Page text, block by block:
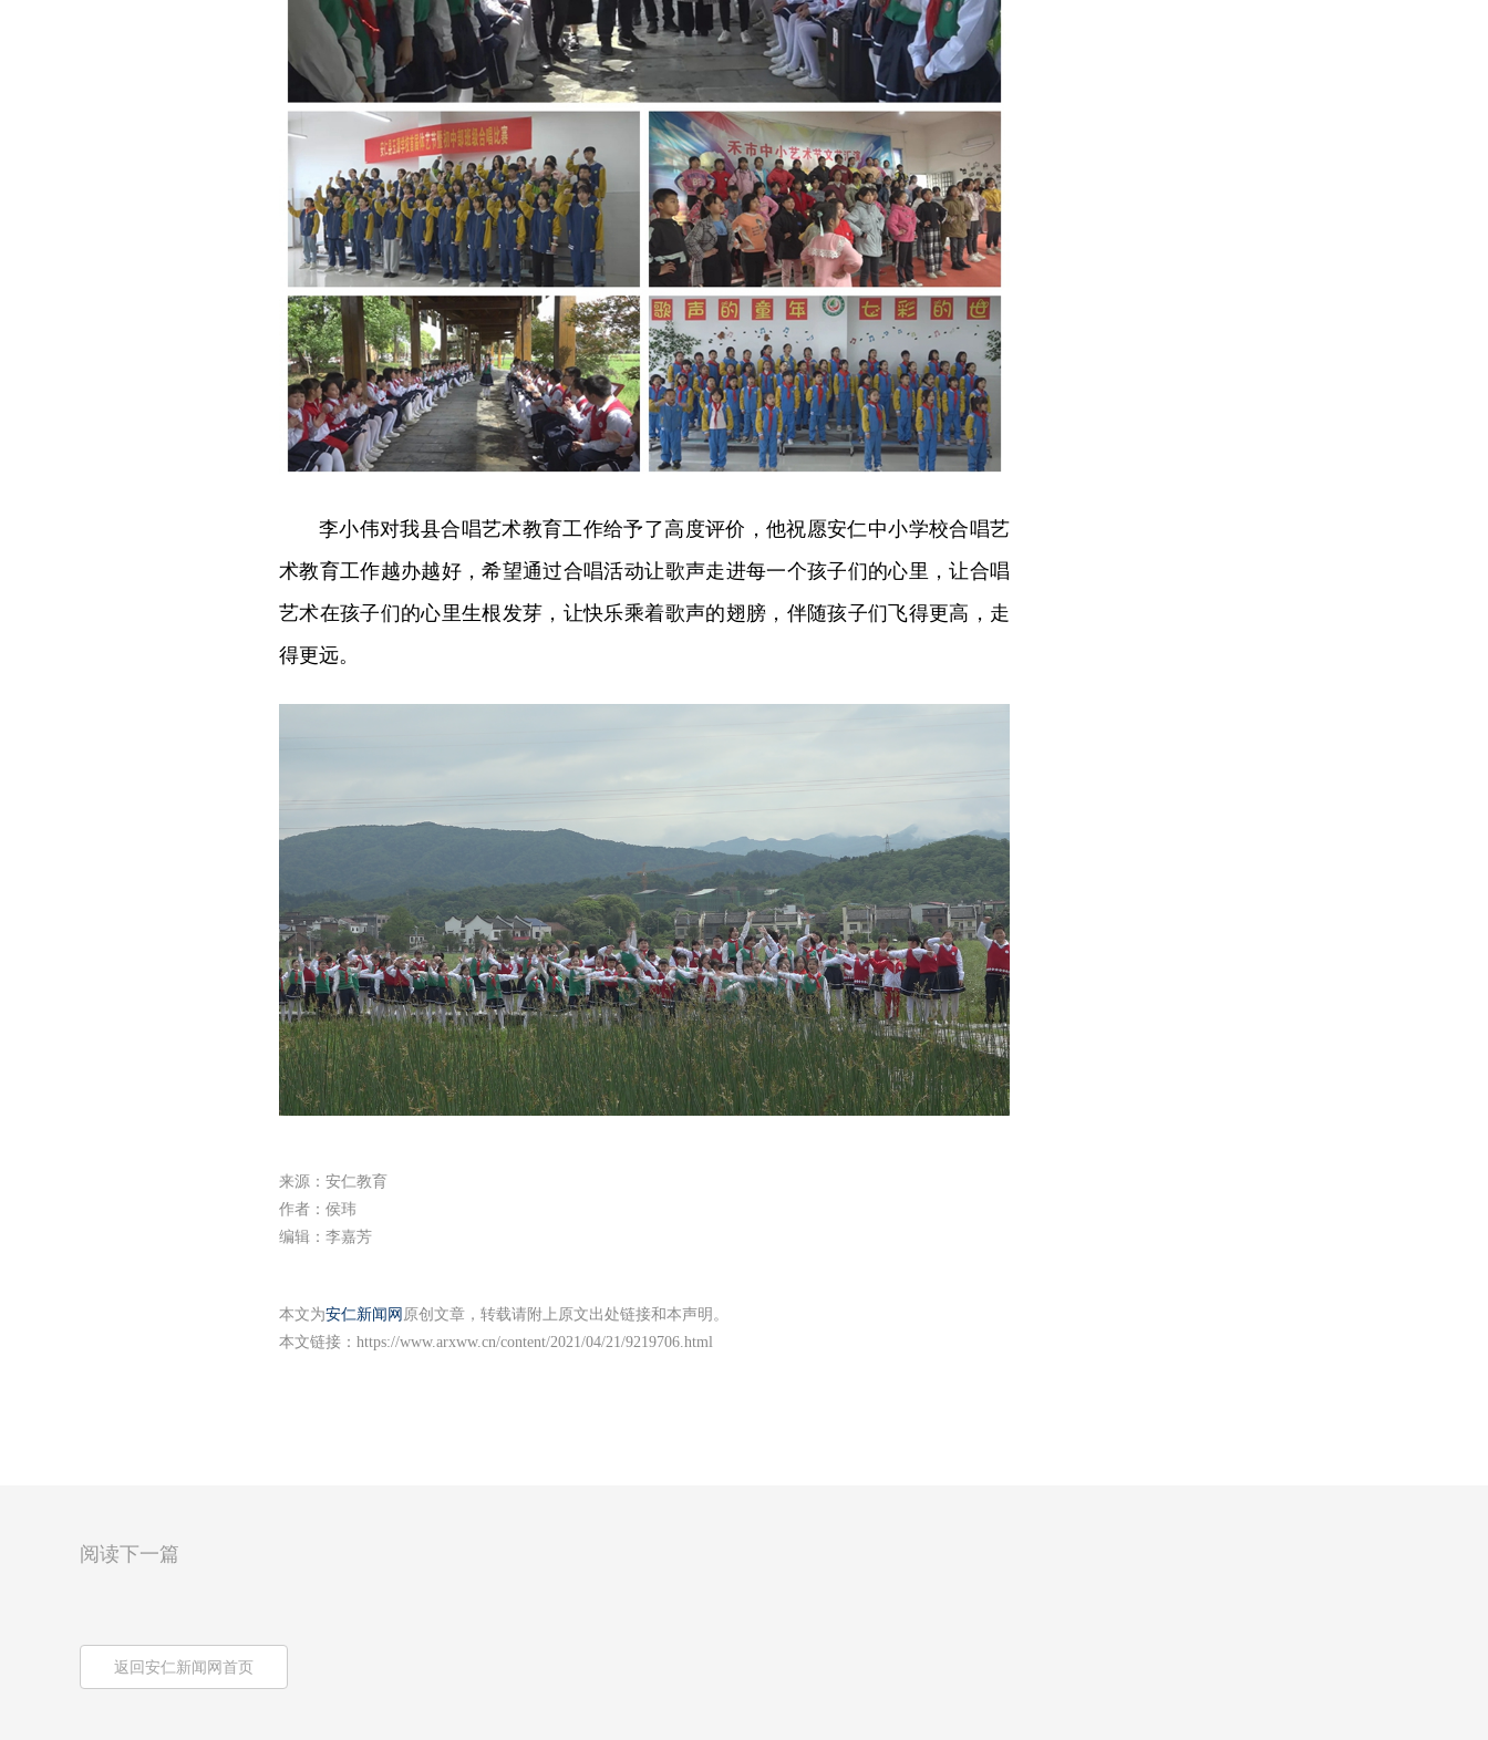
李小伟对我县合唱艺术教育工作给予了高度评价，他祝愿安仁中小学校合唱艺
术教育工作越办越好 ，希望通过合唱活动让歌声走进每一个孩子们的心里，让合唱
艺术在孩子们的心里生根发芽，让快乐乘着歌声的翅膀，伴随孩子们飞得更高，走
得更远。
来源：安仁教育
作者：侯玮
编辑：李嘉芳
本文为安仁新闻网 原创文章，转载请附上原文出处链接和本声明。
本文链接： https://www.arxww.cn/content/2021/04/21/9219706.html
阅读下一篇
返回安仁新闻网首页